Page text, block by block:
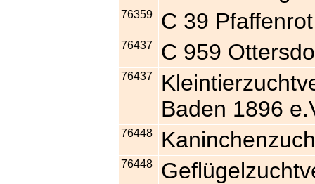
76359 C 39 Pfaffenrot
76437 C 959
76437
Baden 1896
76448
76448